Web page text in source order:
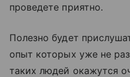
проведете приятно.
Полезно будет
опыт которых уже не
таких людей окажутся